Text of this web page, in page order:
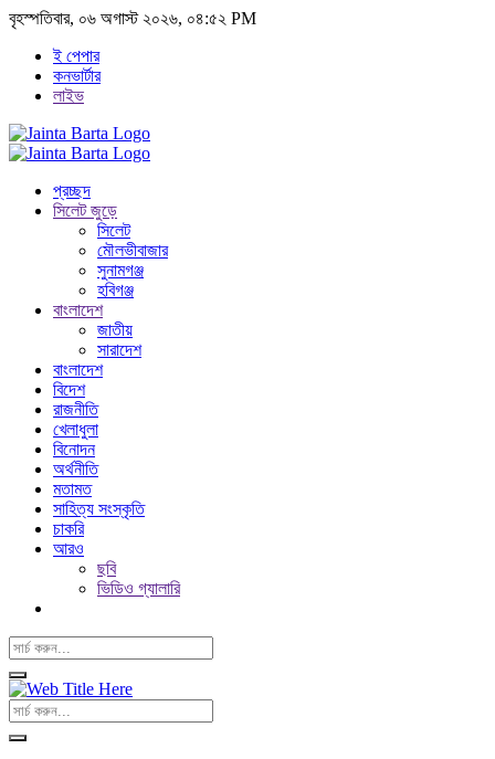
বৃহস্পতিবার, ০৬ অগাস্ট ২০২৬, ০৪:৫২ PM
ই পেপার
কনভার্টার
লাইভ
প্রচ্ছদ
সিলেট জুড়ে
সিলেট
মৌলভীবাজার
সুনামগঞ্জ
হবিগঞ্জ
বাংলাদেশ
জাতীয়
সারাদেশ
বাংলাদেশ
বিদেশ
রাজনীতি
খেলাধুলা
বিনোদন
অর্থনীতি
মতামত
সাহিত্য সংস্কৃতি
চাকরি
আরও
ছবি
ভিডিও গ্যালারি